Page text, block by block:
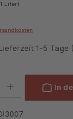
Liter)
1-5 Tage
In